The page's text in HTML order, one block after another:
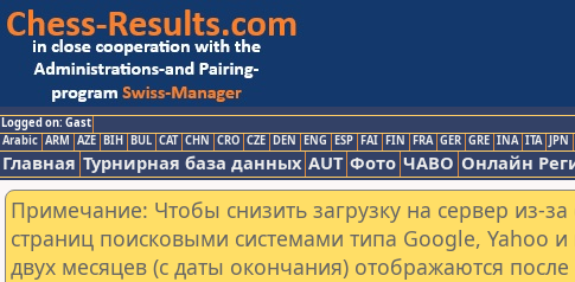
Logged on: Gast
Arabic ARM AZE BIH BUL CAT CHN CRO CZE DEN ENG ESP FAI FIN FRA GER GRE INA ITA JPN
Главная Турнирная база данных AUT Фото ЧАВО Онлайн
Примечание: Чтобы снизить загрузку на сервер из-
страниц поисковыми системами типа Google, Yahoo
двух месяцев (с даты окончания) отображаются